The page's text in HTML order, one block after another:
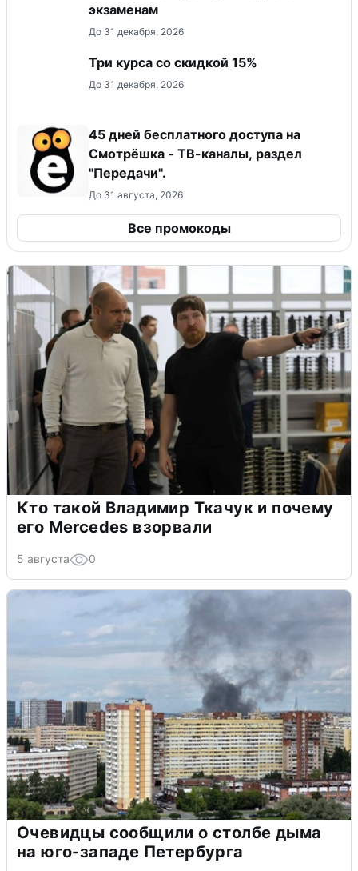
экзаменам
До 31 декабря, 2026
Три курса со скидкой 15%
До 31 декабря, 2026
45 дней бесплатного доступа на
Смотрёшка - ТВ-каналы, раздел
"Передачи".
До 31 августа, 2026
Все промокоды
Кто такой Владимир Ткачук и почему
его Mercedes взорвали
5 августа 0
Очевидцы сообщили о столбе дыма
на юго-западе Петербурга